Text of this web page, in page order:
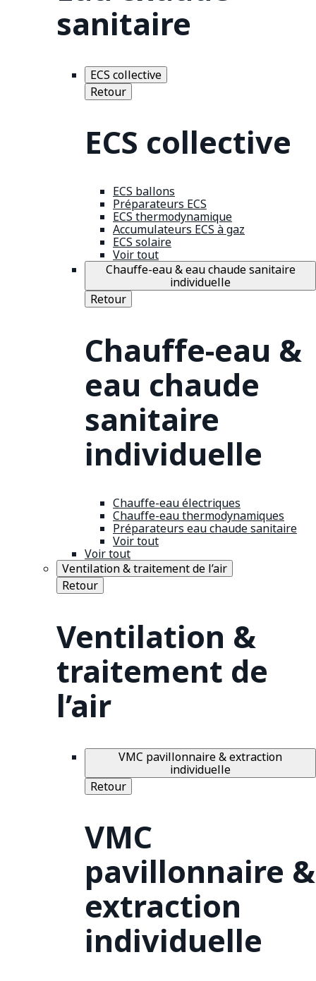
sanitaire
ECS collective
Retour
ECS collective
ECS ballons
Préparateurs ECS
ECS thermodynamique
Accumulateurs ECS à gaz
ECS solaire
Voir tout
Chauffe-eau & eau chaude sanitaire
individuelle
Retour
Chauffe-eau &
eau chaude
sanitaire
individuelle
Chauffe-eau électriques
Chauffe-eau thermodynamiques
Préparateurs eau chaude sanitaire
Voir tout
Voir tout
Ventilation & traitement de l’air
Retour
Ventilation &
traitement de
l’air
VMC pavillonnaire & extraction
individuelle
Retour
VMC
pavillonnaire &
extraction
individuelle